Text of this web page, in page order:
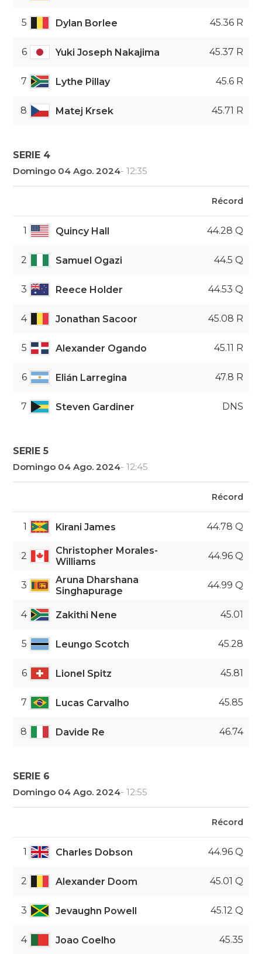
5 Dylan Borlee 45.36 R
6 Yuki Joseph Nakajima 45.37 R
7 Lythe Pillay 45.6 R
8 Matej Krsek 45.71 R
SERIE 4
Domingo 04 Ago. 2024- 12:35
Récord
1 Quincy Hall 44.28 Q
2 Samuel Ogazi 44.5 Q
3 Reece Holder 44.53 Q
4 Jonathan Sacoor 45.08 R
5 Alexander Ogando 45.11 R
6 Elián Larregina 47.8 R
7 Steven Gardiner DNS
SERIE 5
Domingo 04 Ago. 2024- 12:45
Récord
1 Kirani James 44.78 Q
2
Christopher Morales-
Williams
44.96 Q
3
Aruna Dharshana
Singhapurage
44.99 Q
4 Zakithi Nene 45.01
5 Leungo Scotch 45.28
6 Lionel Spitz 45.81
7 Lucas Carvalho 45.85
8 Davide Re 46.74
SERIE 6
Domingo 04 Ago. 2024- 12:55
Récord
1 Charles Dobson 44.96 Q
2 Alexander Doom 45.01 Q
3 Jevaughn Powell 45.12 Q
4 Joao Coelho 45.35